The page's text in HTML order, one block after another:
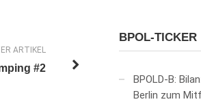
ARTIKEL
#2
BPOL-TICKER
BPOLD-B:
Berlin zum